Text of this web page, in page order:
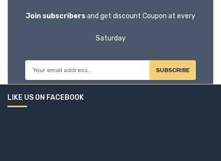
Join subscribersand get discount Coupon at every
Saturday
SUBSCRIBE
LIKE US ON FACEBOOK